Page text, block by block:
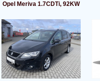
Opel Meriva 1.7CDTi, 92KW